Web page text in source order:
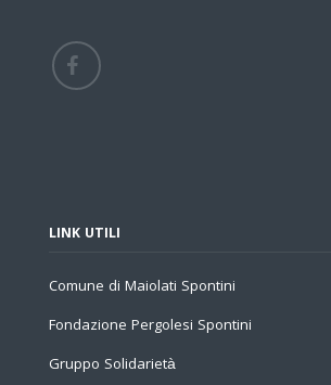
LINK UTILI
Comune di Maiolati Spontini
Fondazione Pergolesi Spontini
Gruppo Solidarietà